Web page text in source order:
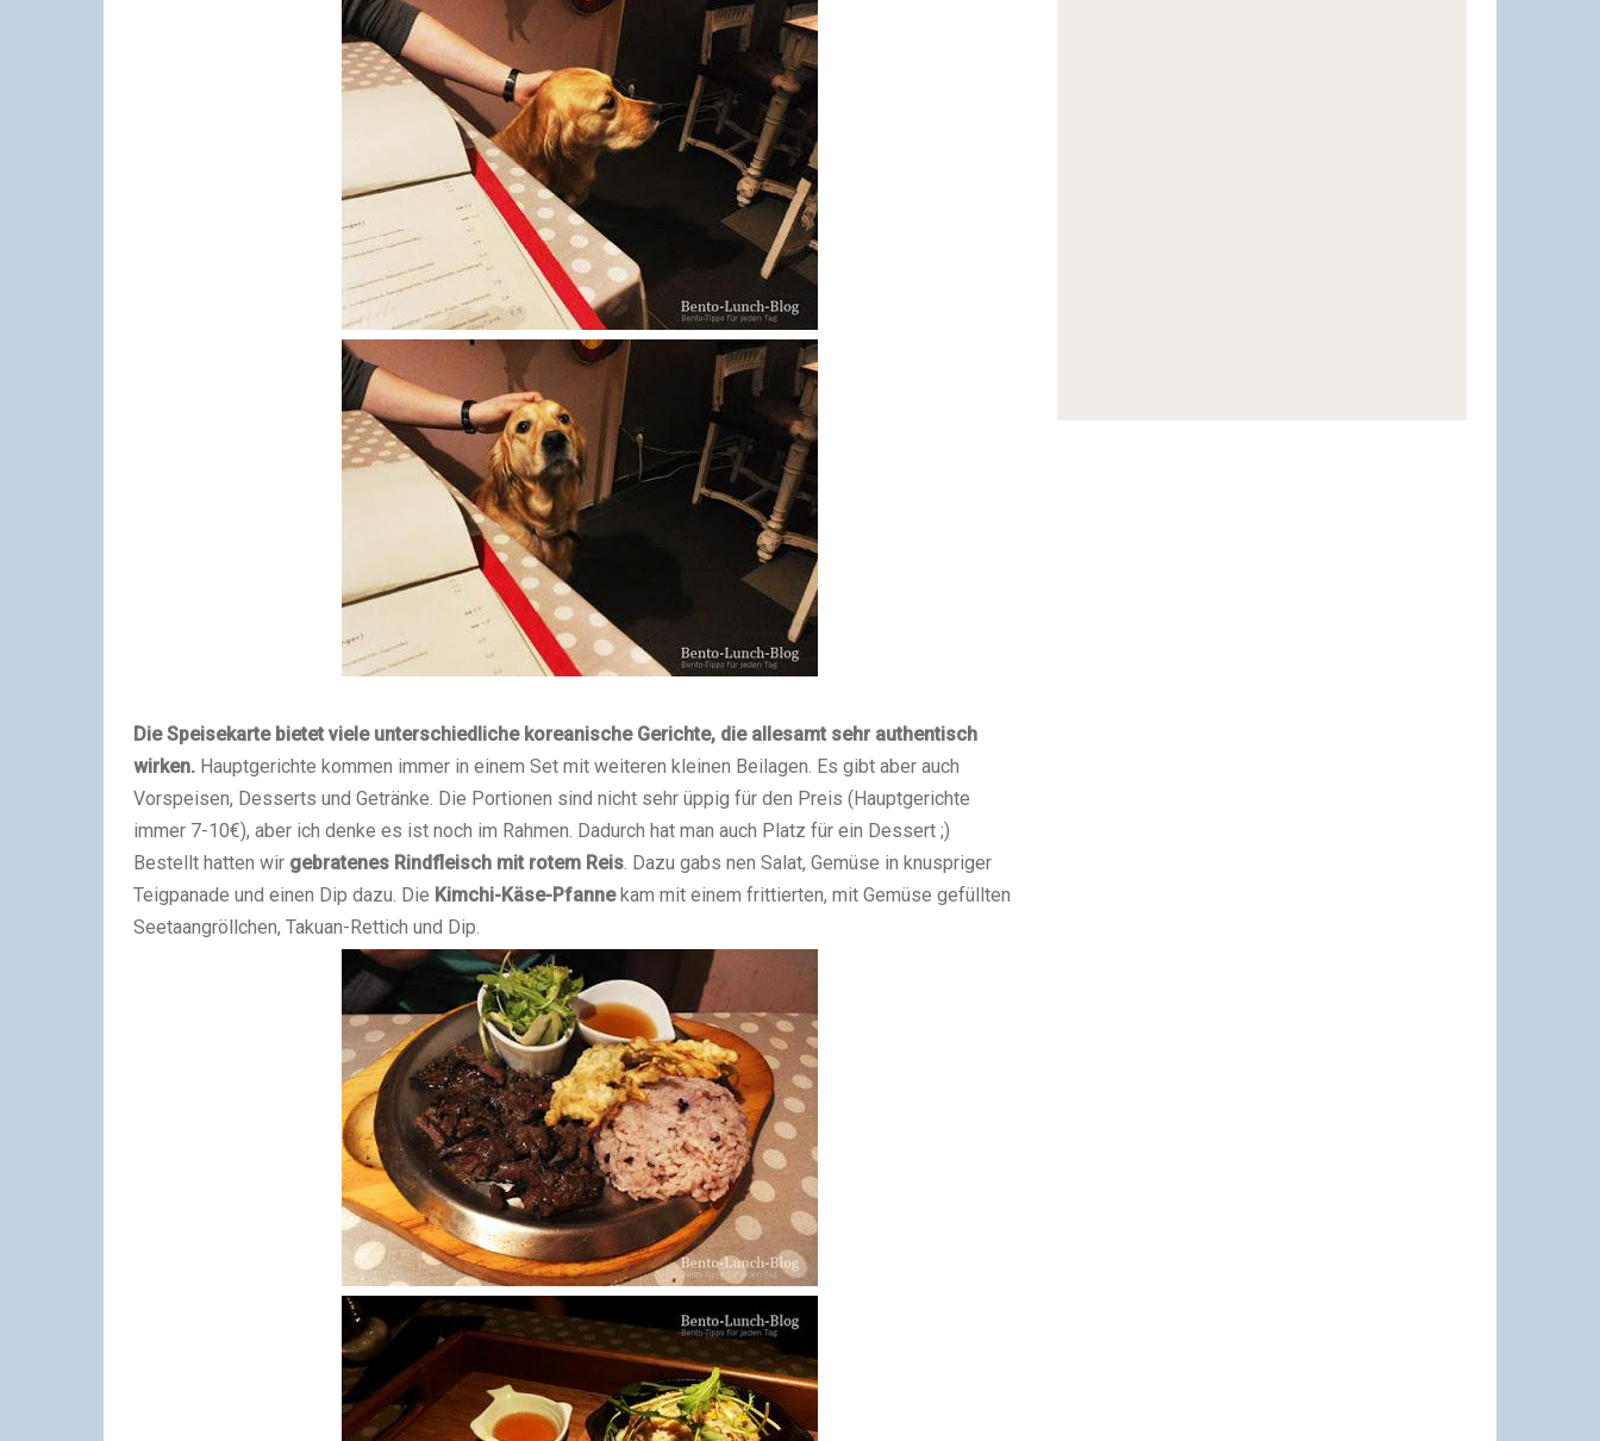
Die Speisekarte bietet viele unterschiedliche koreanische Gerichte, die allesamt sehr authentisch
wirken. Hauptgerichte kommen immer in einem Set mit weiteren kleinen Beilagen. Es gibt aber auch
Vorspeisen, Desserts und Getränke. Die Portionen sind nicht sehr üppig für den Preis (Hauptgerichte
immer 7-10€), aber ich denke es ist noch im Rahmen. Dadurch hat man auch Platz für ein Dessert ;)
Bestellt hatten wir gebratenes Rindfleisch mit rotem Reis . Dazu gabs nen Salat, Gemüse in knuspriger
Teigpanade und einen Dip dazu. Die Kimchi-Käse-Pfannekam mit einem frittierten, mit Gemüse gefüllten
Seetaangröllchen, Takuan-Rettich und Dip.